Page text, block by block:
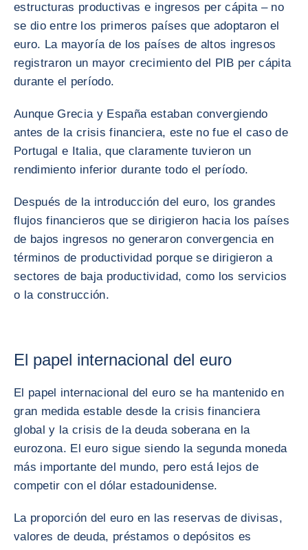
estructuras productivas e ingresos per cápita – no
se dio entre los primeros países que adoptaron el
euro. La mayoría de los países de altos ingresos
registraron un mayor crecimiento del PIB per cápita
durante el período.
Aunque Grecia y España estaban convergiendo
antes de la crisis financiera, este no fue el caso de
Portugal e Italia, que claramente tuvieron un
rendimiento inferior durante todo el período.
Después de la introducción del euro, los grandes
flujos financieros que se dirigieron hacia los países
de bajos ingresos no generaron convergencia en
términos de productividad porque se dirigieron a
sectores de baja productividad, como los servicios
o la construcción.
El papel internacional del euro
El papel internacional del euro se ha mantenido en
gran medida estable desde la crisis financiera
global y la crisis de la deuda soberana en la
eurozona. El euro sigue siendo la segunda moneda
más importante del mundo, pero está lejos de
competir con el dólar estadounidense.
La proporción del euro en las reservas de divisas,
valores de deuda, préstamos o depósitos es